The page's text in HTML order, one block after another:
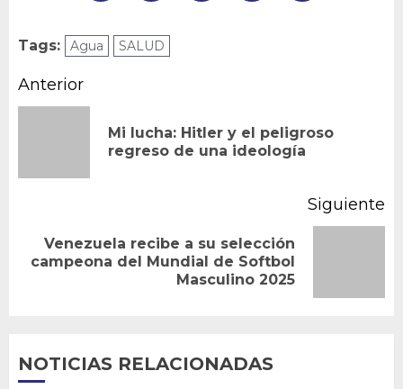
Tags: Agua SALUD
Navegación
entradas
Anterior
Mi lucha: Hitler y el peligroso
regreso de una ideología
Siguiente
Siguiente
Venezuela recibe a su selección
campeona del Mundial de Softbol
Masculino 2025
NOTICIAS RELACIONADAS